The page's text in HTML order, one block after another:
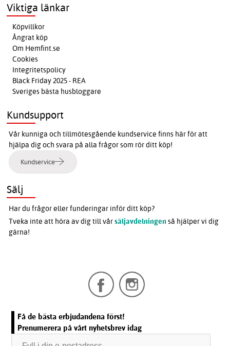
Viktiga länkar
Köpvillkor
Ångrat köp
Om Hemfint.se
Cookies
Integritetspolicy
Black Friday 2025 - REA
Sveriges bästa husbloggare
Kundsupport
Vår kunniga och tillmötesgående kundservice finns här för att
hjälpa dig och svara på alla frågor som rör ditt köp!
Kundservice
Sälj
Har du frågor eller funderingar inför ditt köp?
Tveka inte att höra av dig till vårsäljavdelningen så hjälper vi dig
gärna!
Få de bästa erbjudandena först!
Prenumerera på vårt nyhetsbrev idag